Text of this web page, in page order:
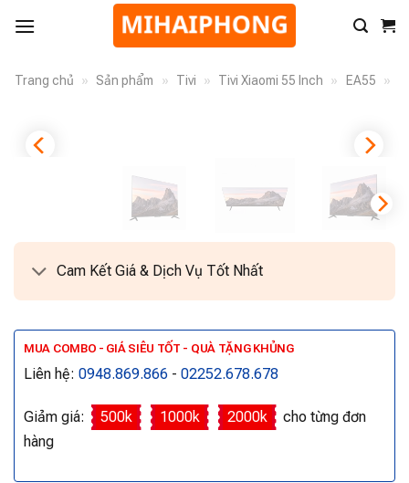
Trang chủ » Sản phẩm » Tivi » Tivi Xiaomi 55 Inch » EA55 »
Cam Kết Giá & Dịch Vụ Tốt Nhất
MUA COMBO - GIÁ SIÊU TỐT - QUÀ TẶNG KHỦNG
Liên hệ: 0948.869.866 - 02252.678.678
Giảm giá: 500k 1000k 2000k
cho từng đơn
hàng